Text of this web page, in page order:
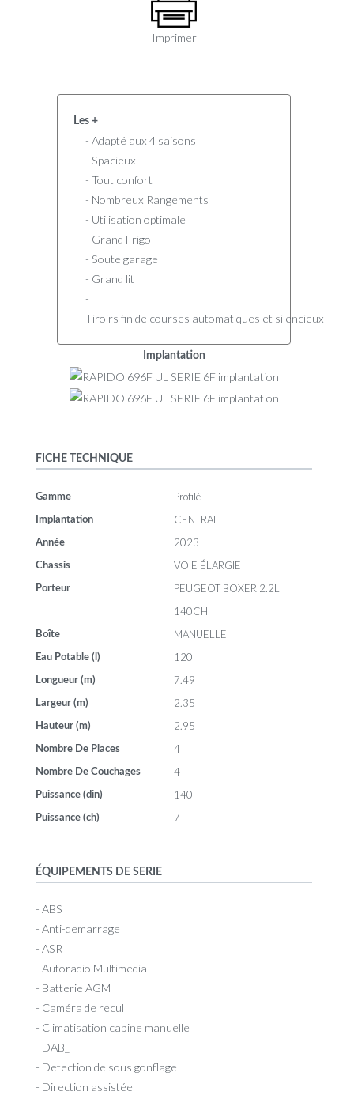
Imprimer
Les +
- Adapté aux 4 saisons
- Spacieux
- Tout confort
- Nombreux Rangements
- Utilisation optimale
- Grand Frigo
- Soute garage
- Grand lit
-
Tiroirs fin de courses automatiques et silencieux
Implantation
FICHE TECHNIQUE
Gamme Profilé
Implantation CENTRAL
Année 2023
Chassis VOIE ÉLARGIE
Porteur
PEUGEOT BOXER 2.2L
140CH
Boîte MANUELLE
Eau Potable (l) 120
Longueur (m) 7.49
Largeur (m) 2.35
Hauteur (m) 2.95
Nombre De Places 4
Nombre De Couchages 4
Puissance (din) 140
Puissance (ch) 7
ÉQUIPEMENTS DE SERIE
- ABS
- Anti-demarrage
- ASR
- Autoradio Multimedia
- Batterie AGM
- Caméra de recul
- Climatisation cabine manuelle
- DAB_+
- Detection de sous gonflage
- Direction assistée